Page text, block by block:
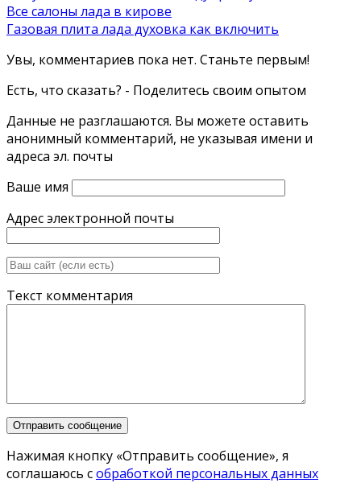
Все салоны лада в кирове
Газовая плита лада духовка как включить
Увы, комментариев пока нет. Станьте первым!
Есть, что сказать? - Поделитесь своим опытом
Данные не разглашаются. Вы можете оставить
анонимный комментарий, не указывая имени и
адреса эл. почты
Ваше имя
Адрес электронной почты
Текст комментария
Нажимая кнопку «Отправить сообщение», я
соглашаюсь собработкой персональных данных